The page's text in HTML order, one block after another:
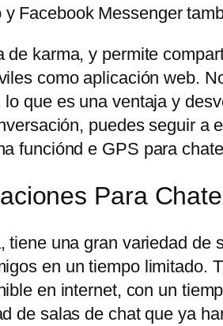
Facebook Messenger
de karma, y permite
como aplicación web.
lo que es una ventaja y
puedes seguir a
funciónd e GPS para
Para
tiene una gran variedad
en un tiempo limitado.
en internet, con un
de salas de chat que ya